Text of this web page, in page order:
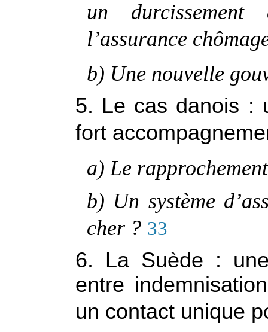
un
l’assurance
b) Une nouvelle
5. Le cas danois :
fort
a) Le
b) Un système
cher ? 33
6. La Suède :
entre
un contact unique